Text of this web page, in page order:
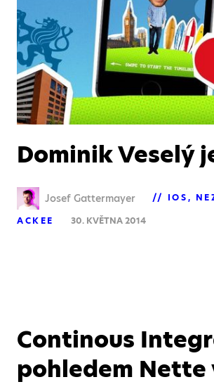
Dominik Veselý
Josef Gattermayer IOS
ACKEE
30. KVĚTNA 2014
Continous
pohledem